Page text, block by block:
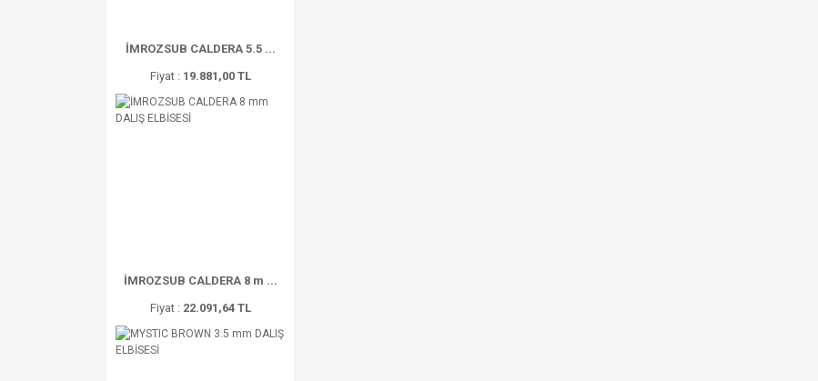
İMROZSUB CALDERA 5.5 ...
Fiyat : 19.881,00 TL
İMROZSUB CALDERA 8 m ...
Fiyat : 22.091,64 TL